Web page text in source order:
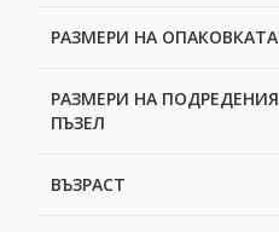
РАЗМЕРИ НА ОПАКОВКАТА
РАЗМЕРИ НА ПОДРЕДЕНИЯ
ПЪЗЕЛ
ВЪЗРАСТ